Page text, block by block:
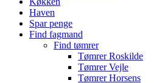
Haven
Spar penge
Find fagmand
Find tømrer
Tømrer Roskilde
Tømrer Vejle
Tømrer Horsens